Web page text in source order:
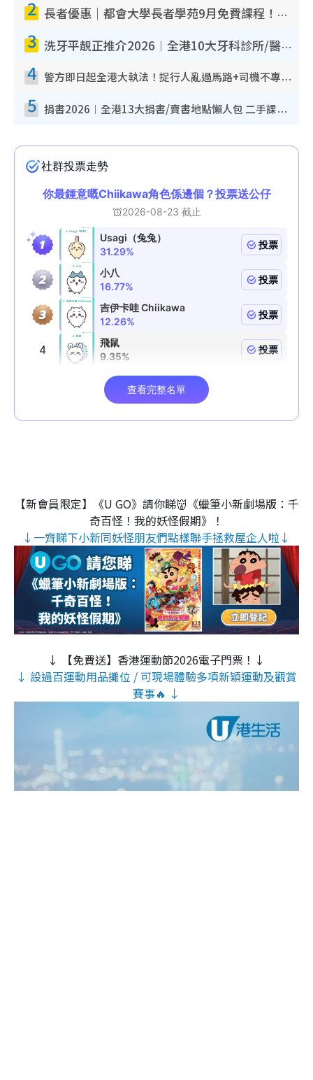
2 長者優惠｜都會大學長者學苑9月免費課程！多媒體/微電影創作/網絡安全 附報名方法教學
3 洗牙平靚正推介2026︱全港10大牙科診所/醫院懶人包 夜診至8點/鎮靜潔牙/醫療券適用
4 警方即日起全港大執法！捉行人亂過馬路+司機不專注駕駛！亂過馬路罰$2000
5 捐書2026︱全港13大捐書/賣書地點懶人包 二手課本最高$150＋舊書換免費咖啡/戲票
【新會員限定】《U GO》請你睇👹《蠟筆小新劇場版：千
奇百怪！我的妖怪假期》！
↓一齊睇下小新同妖怪朋友們點樣聯手拯救屋企人啦↓
↓ 【免費送】香港運動節2026電子門票！↓
↓ 設過百運動用品攤位 / 可現場體驗多項新穎運動及觀賞
賽事🔥 ↓